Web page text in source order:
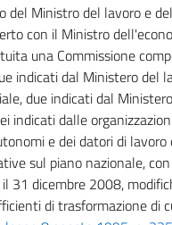
del Ministro del lavoro e
con il Ministro
una Commissione
indicati dal Ministero del
due indicati dal
indicati dalle
e dei datori di
sul piano nazionale,
31 dicembre 2008,
di trasformazione di